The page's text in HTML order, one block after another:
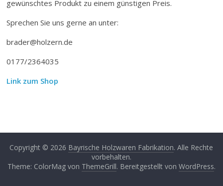
gewünschtes Produkt zu einem günstigen Preis.
Sprechen Sie uns gerne an unter:
brader@holzern.de
0177/2364035
Link zum Shop
Copyright © 2026 Bayrische Holzwaren Fabrikation. Alle Rechte
vorbehalten.
Theme: ColorMag von ThemeGrill. Bereitgestellt von WordPress.